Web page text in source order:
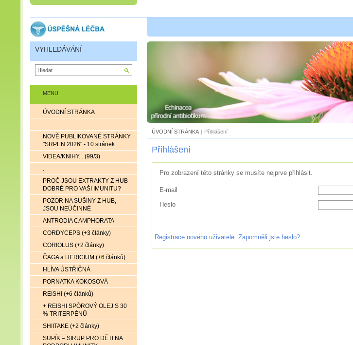
ÚVODNÍ STRÁNKA | Přihlášení
Přihlášení
Pro zobrazení této stránky se musíte nejprve přihlásit.
E-mail
Heslo
Registrace nového uživatele Zapomněli jste heslo?
MENU
ÚVODNÍ STRÁNKA
.
NOVĚ PUBLIKOVANÉ STRÁNKY
"SRPEN 2026" - 10 stránek
VIDEA/KNIHY... (99/3)
.
PROČ JSOU EXTRAKTY Z HUB
DOBRÉ PRO VAŠI IMUNITU?
POZOR NA SUŠINY Z HUB,
JSOU NEÚČINNÉ
ANTRODIA CAMPHORATA
CORDYCEPS (+3 články)
CORIOLUS (+2 články)
ČAGA a HERICIUM (+6 článků)
HLÍVA ÚSTŘIČNÁ
PORNATKA KOKOSOVÁ
REISHI (+6 článků)
+ REISHI SPÓROVÝ OLEJ S 30
% TRITERPÉNŮ
SHIITAKE (+2 články)
SUPÍK – SIRUP PRO DĚTI NA
VYHLEDÁVÁNÍ